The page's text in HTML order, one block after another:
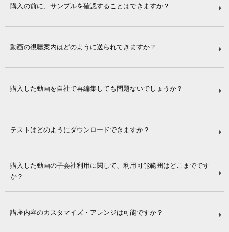
購入の前に、サンプルを確認することはできますか？
動画の視聴案内はどのように送られてきますか？
購入した動画を自社で再編集しても問題ないでしょうか？
テストはどのようにダウンロードできますか？
購入した動画の子会社利用に関して、利用可能範囲はどこまでです
か？
講座内容のカスタマイズ・アレンジは可能ですか？